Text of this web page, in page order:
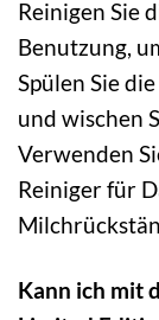
Reinigen Sie
Benutzung,
Spülen Sie
und wischen
Verwenden
Reiniger für
Kann ich mit